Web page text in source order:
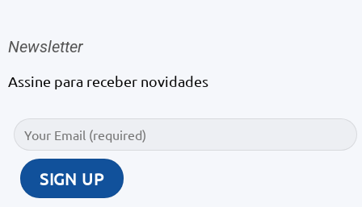
Newsletter
Assine para receber novidades